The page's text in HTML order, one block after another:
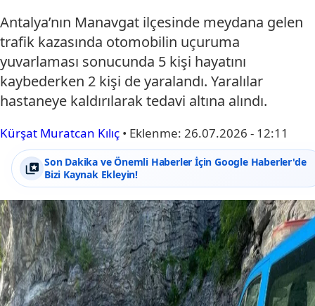
Antalya’nın Manavgat ilçesinde meydana gelen
trafik kazasında otomobilin uçuruma
yuvarlaması sonucunda 5 kişi hayatını
kaybederken 2 kişi de yaralandı. Yaralılar
hastaneye kaldırılarak tedavi altına alındı.
Kürşat Muratcan Kılıç • Eklenme: 26.07.2026 - 12:11
Son Dakika ve Önemli Haberler İçin Google Haberler'de
Bizi Kaynak Ekleyin!